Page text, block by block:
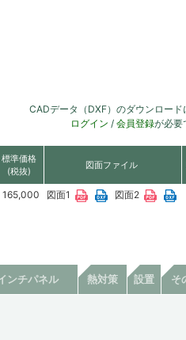
CADデータ（DXF）のダウンロード
ログイン / 会員登録が必要
標準価格
(税抜)
図面ファイル
165,000 図面1 図面2
ンチパネル 熱対策 設置 そ